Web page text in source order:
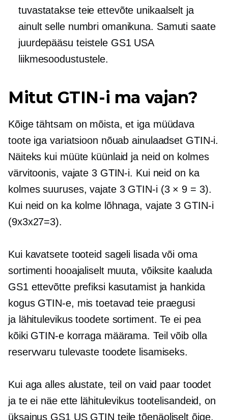
tuvastatakse teie ettevõte unikaalselt ja
ainult selle numbri omanikuna. Samuti saate
juurdepääsu teistele GS1 USA
liikmesoodustustele.
Mitut GTIN-i ma vajan?
Kõige tähtsam on mõista, et iga müüdava
toote iga variatsioon nõuab ainulaadset GTIN-i.
Näiteks kui müüte küünlaid ja neid on kolmes
värvitoonis, vajate 3 GTIN-i. Kui neid on ka
kolmes suuruses, vajate 3 GTIN-i (3 × 9 = 3).
Kui neid on ka kolme lõhnaga, vajate 3 GTIN-i
(9x3x27=3).
Kui kavatsete tooteid sageli lisada või oma
sortimenti hooajaliselt muuta, võiksite kaaluda
GS1 ettevõtte prefiksi kasutamist ja hankida
kogus GTIN-e, mis toetavad teie praegusi
ja lähitulevikustoodete sortiment. Te ei pea
kõiki GTIN-e korraga määrama. Teil võib olla
reservvaru tulevaste toodete lisamiseks.
Kui aga alles alustate, teil on vaid paar toodet
ja te ei näe ette lähitulevikus tootelisandeid, on
üksainus GS1 US GTIN teile tõenäoliselt õige.